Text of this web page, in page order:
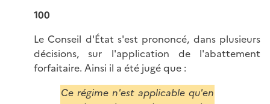
100
Le Conseil d'État s'est prononcé, dans plusieurs
décisions, sur l'application de l'abattement
forfaitaire. Ainsi il a été jugé que :
Ce régime n'est applicable qu'en